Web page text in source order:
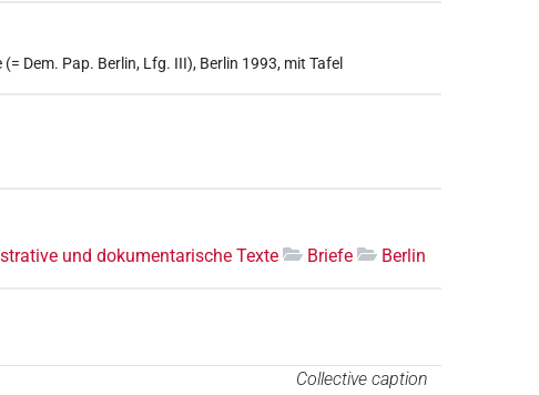
Dem. Pap. Berlin, Lfg. III), Berlin 1993, mit Tafel
und dokumentarische Texte Briefe Berlin
Collective caption